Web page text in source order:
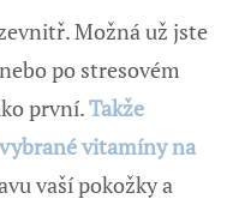
Možná už jste
po stresovém
první.Takže
vitamíny na
vaší pokožky a